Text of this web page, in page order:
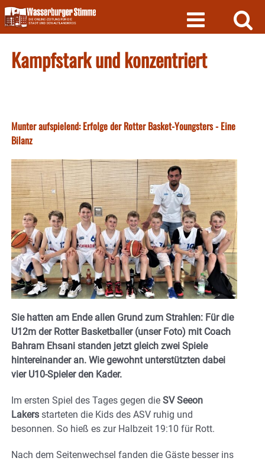
Skip
to
content
Kampfstark und konzentriert
Munter aufspielend: Erfolge der Rotter Basket-Youngsters - Eine
Bilanz
Sie hatten am Ende allen Grund zum Strahlen: Für die
U12m der Rotter Basketballer (unser Foto) mit Coach
Bahram Ehsani standen jetzt gleich zwei Spiele
hintereinander an. Wie gewohnt unterstützten dabei
vier U10-Spieler den Kader.
Im ersten Spiel des Tages gegen die SV Seeon
Lakers starteten die Kids des ASV ruhig und
besonnen. So hieß es zur Halbzeit 19:10 für Rott.
Nach dem Seitenwechsel fanden die Gäste besser ins